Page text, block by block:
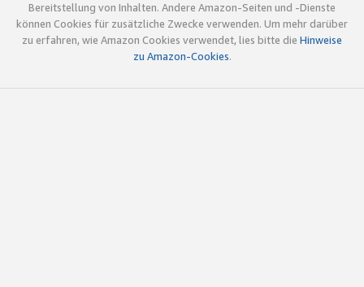
Bereitstellung von Inhalten. Andere Amazon-Seiten und -Dienste
können Cookies für zusätzliche Zwecke verwenden. Um mehr darüber
zu erfahren, wie Amazon Cookies verwendet, lies bitte die Hinweise
zu Amazon-Cookies.